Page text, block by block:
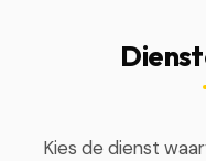
Kies de dienst